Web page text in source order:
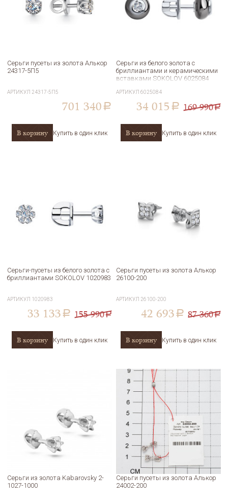
Серьги пусеты из золота Алькор
24317-5П5
АРТИКУЛ 24317-5П5
701 340 a
В корзину Купить в один клик
Серьги из белого золота с
бриллиантами и керамическими
вставками SOKOLOV 6025084
АРТИКУЛ6025084
34 015 a 169 990a
В корзину Купить в один клик
Серьги-пусеты из белого золота с
бриллиантами SOKOLOV 1020983
АРТИКУЛ 1020983
33 133 a 155 990a
В корзину Купить в один клик
Серьги пусеты из золота Алькор
26100-200
АРТИКУЛ 26100-200
42 693 a 87 360a
В корзину Купить в один клик
Серьги из золота Kabarovsky 2-
1027-1000
Серьги пусеты из золота Алькор
24002-200